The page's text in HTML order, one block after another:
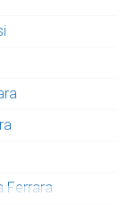
Ferrara